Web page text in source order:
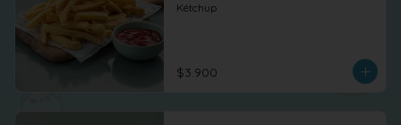
Kétchup
$3.900